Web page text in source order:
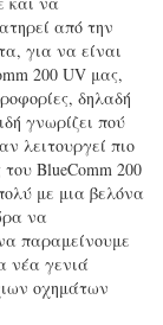
από την
για να είναι
200 UV μας,
δηλαδή
γνωρίζει πού
λειτουργεί πιο
BlueComm 200
με μια βελόνα
να
παραμείνουμε
νέα γενιά
οχημάτων